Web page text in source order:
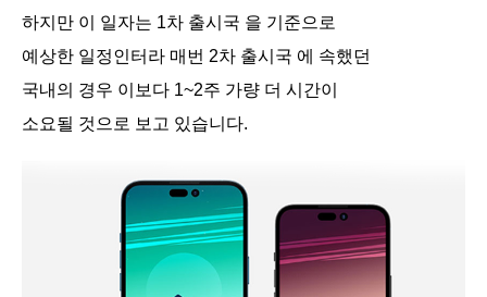
하지만 이 일자는 1차 출시국 을 기준으로
예상한 일정인터라 매번 2차 출시국 에 속했던
국내의 경우 이보다 1~2주 가량 더 시간이
소요될 것으로 보고 있습니다.